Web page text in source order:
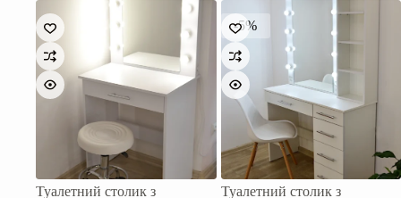
Туалетний столик з
-5%
Туалетний столик з